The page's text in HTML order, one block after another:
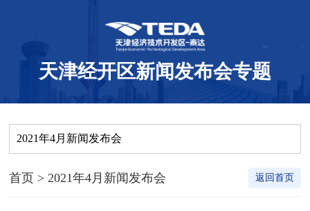
天津经开区新闻发布会专题
2021年4月新闻发布会
首页 > 2021年4月新闻发布会 返回首页